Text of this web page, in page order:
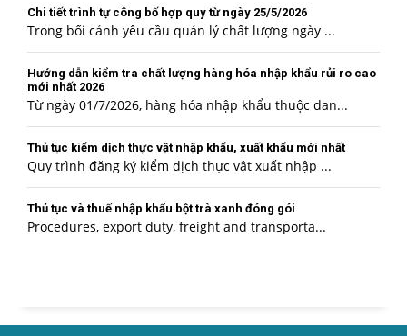
Chi tiết trình tự công bố hợp quy từ ngày 25/5/2026
Trong bối cảnh yêu cầu quản lý chất lượng ngày ...
Hướng dẫn kiểm tra chất lượng hàng hóa nhập khẩu rủi ro cao
mới nhất 2026
Từ ngày 01/7/2026, hàng hóa nhập khẩu thuộc dan...
Thủ tục kiểm dịch thực vật nhập khẩu, xuất khẩu mới nhất
Quy trình đăng ký kiểm dịch thực vật xuất nhập ...
Thủ tục và thuế nhập khẩu bột trà xanh đóng gói
Procedures, export duty, freight and transporta...